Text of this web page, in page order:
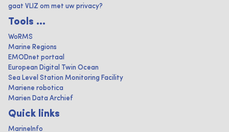
gaat VLIZ om met uw privacy?
Tools ...
WoRMS
Marine Regions
EMODnet portaal
European Digital Twin Ocean
Sea Level Station Monitoring Facility
Mariene robotica
Marien Data Archief
Quick links
MarineInfo